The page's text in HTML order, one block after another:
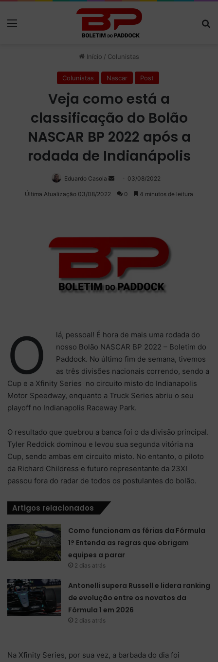
Início / Colunistas
Colunistas Nascar Post
Veja como está a
classificação do Bolão
NASCAR BP 2022 após a
rodada de Indianápolis
Eduardo Casola
Mande
um
03/08/2022
Última Atualização 03/08/2022 0 4 minutos de leitura
O
lá, pessoal! É hora de mais uma rodada do
nosso Bolão NASCAR BP 2022 – Boletim do
Paddock. No último fim de semana, tivemos
as três divisões nacionais correndo, sendo a
Cup e a Xfinity Series no circuito misto do Indianapolis
Motor Speedway, enquanto a Truck Series abriu o seu
playoff no Indianapolis Raceway Park.
O resultado que quebrou a banca foi o da divisão principal.
Tyler Reddick dominou e levou sua segunda vitória na
Cup, sendo ambas em circuito misto. No entanto, o piloto
da Richard Childress e futuro representante da 23XI
passou fora do radar de todos os postulantes do bolão.
Artigos relacionados
Como funcionam as férias da Fórmula
1? Entenda as regras que obrigam
equipes a parar
2 dias atrás
Antonelli supera Russell e lidera ranking
de evolução entre os novatos da
Fórmula 1 em 2026
2 dias atrás
Na Xfinity Series, por sua vez, a barbada do dia foi